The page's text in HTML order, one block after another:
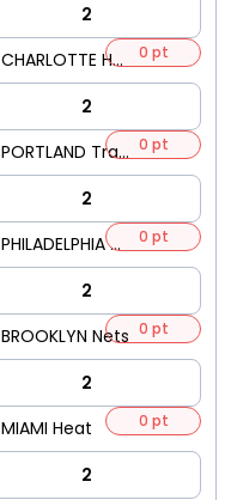
2
2
CHARLOTTE Hornets 0 pt
2
PORTLAND Trailblazers 0 pt
2
PHILADELPHIA 76ers 0 pt
2
BROOKLYN Nets 0 pt
2
MIAMI Heat 0 pt